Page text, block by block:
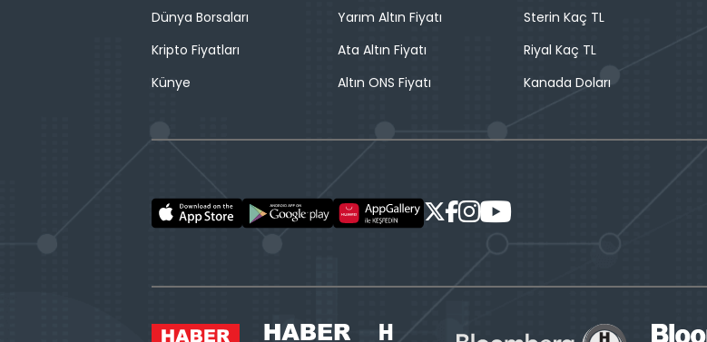
Dünya Borsaları
Kripto Fiyatları
Künye
Yarım Altın Fiyatı
Ata Altın Fiyatı
Altın ONS Fiyatı
Sterin Kaç TL
Riyal Kaç TL
Kanada Doları